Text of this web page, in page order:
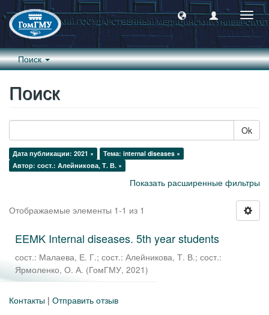
Поиск
Поиск
Ok
Дата публикации: 2021 ×
Тема: internal diseases ×
Автор: сост.: Алейникова, Т. В. ×
Показать расширенные фильтры
Отображаемые элементы 1-1 из 1
EEMK Internal diseases. 5th year students
сост.: Малаева, Е. Г.; сост.: Алейникова, Т. В.; сост.:
Ярмоленко, О. А. (ГомГМУ, 2021)
Контакты | Отправить отзыв